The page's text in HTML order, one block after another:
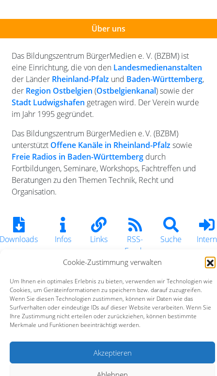
Cookie-Zustimmung verwalten
Um Ihnen ein optimales Erlebnis zu bieten, verwenden wir Technologien wie
Cookies, um Geräteinformationen zu speichern bzw. darauf zuzugreifen.
Wenn Sie diesen Technologien zustimmen, können wir Daten wie das
Surfverhalten oder eindeutige IDs auf dieser Website verarbeiten. Wenn Sie
Ihre Zustimmung nicht erteilen oder zurückziehen, können bestimmte
Merkmale und Funktionen beeinträchtigt werden.
Akzeptieren
Über uns
Das Bildungszentrum BürgerMedien e. V. (BZBM) ist
eine Einrichtung, die von den Landesmedienanstalten
der Länder Rheinland-Pfalz und Baden-Württemberg,
der Region Ostbelgien (Ostbelgienkanal) sowie der
Stadt Ludwigshafen getragen wird. Der Verein wurde
im Jahr 1995 gegründet.
Das Bildungszentrum BürgerMedien e. V. (BZBM)
unterstützt Offene Kanäle in Rheinland-Pfalzsowie
Freie Radios in Baden-Württemberg durch
Fortbildungen, Seminare, Workshops, Fachtreffen und
Beratungen zu den Themen Technik, Recht und
Organisation.
Downloads Infos Links
RSS-
Feeds
Suche Intern
Bildungszentrum BürgerMedien e.V. (BZBM)
Turmstraße 10 | 67059 Ludwigshafen |info@bz-bm.de
Impressum Datenschutz